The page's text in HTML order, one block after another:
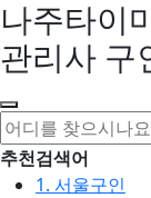
나주타이
관리사 구
추천검색어
1. 서울구인